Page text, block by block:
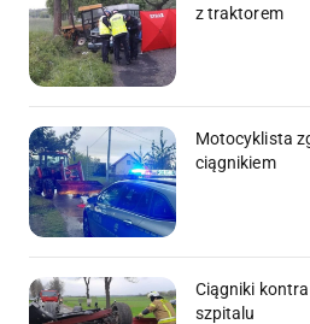
z traktorem
Motocyklista
ciągnikiem
Ciągniki
szpitalu